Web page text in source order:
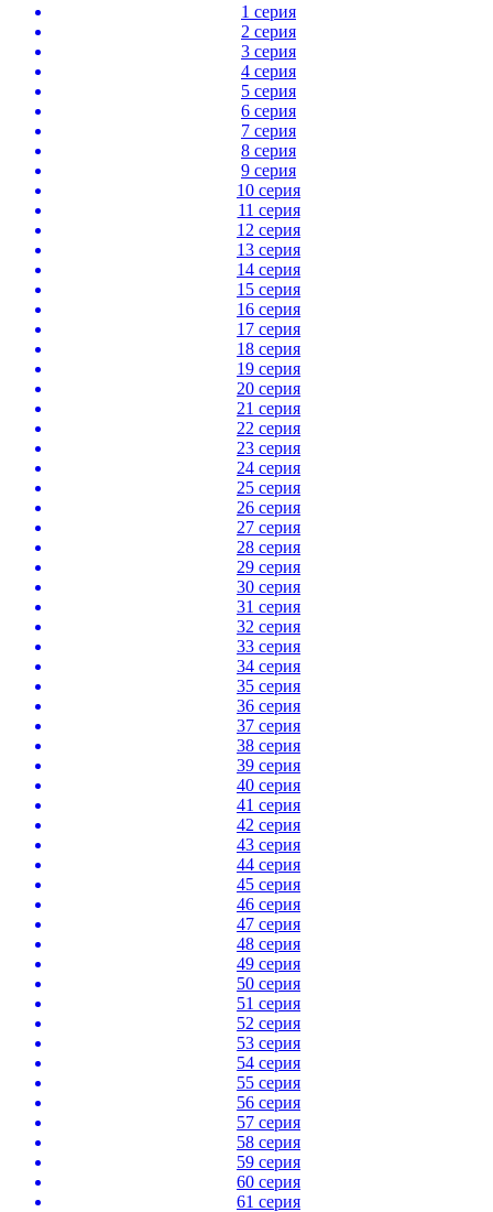
1 серия
2 серия
3 серия
4 серия
5 серия
6 серия
7 серия
8 серия
9 серия
10 серия
11 серия
12 серия
13 серия
14 серия
15 серия
16 серия
17 серия
18 серия
19 серия
20 серия
21 серия
22 серия
23 серия
24 серия
25 серия
26 серия
27 серия
28 серия
29 серия
30 серия
31 серия
32 серия
33 серия
34 серия
35 серия
36 серия
37 серия
38 серия
39 серия
40 серия
41 серия
42 серия
43 серия
44 серия
45 серия
46 серия
47 серия
48 серия
49 серия
50 серия
51 серия
52 серия
53 серия
54 серия
55 серия
56 серия
57 серия
58 серия
59 серия
60 серия
61 серия